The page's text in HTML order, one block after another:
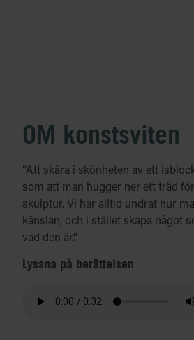
OM konstsviten
“Att skära i skönheten av ett
som att man hugger ner ett träd
skulptur. Vi har alltid undrat hur
känslan, och i stället skapa något
vad den är.”
Lyssna på berättelsen